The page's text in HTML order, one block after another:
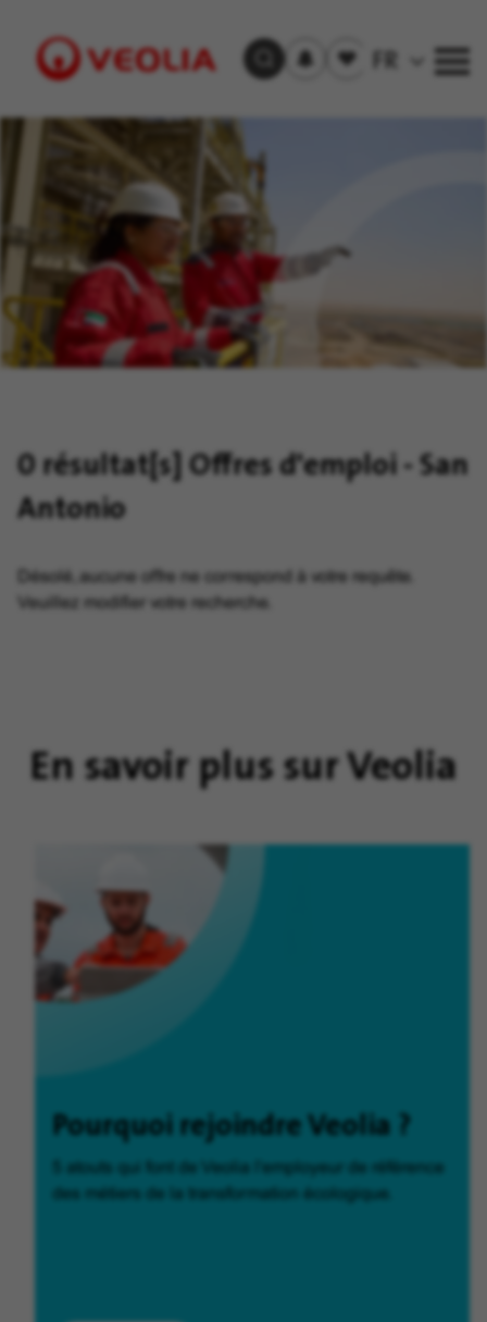
Visit
Trouver un emploi
aux
Offre(s)
sauvegardée(s)
FR
0 résultat[s]Offres d'emploi - San
Antonio
Désolé, aucune offre ne correspond à votre requête.
Veuillez modifier votre recherche.
En savoir plus sur Veolia
Pourquoi rejoindre Veolia ?